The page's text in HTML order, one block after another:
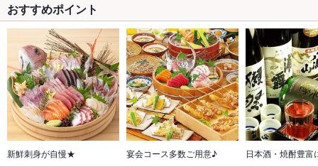
おすすめポイント
新鮮刺身が自慢★ 宴会コース多数ご用意♪ 日本酒・焼酎豊富